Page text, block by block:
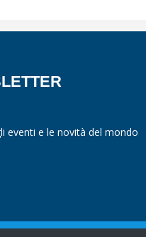
eventi e le novità del mondo